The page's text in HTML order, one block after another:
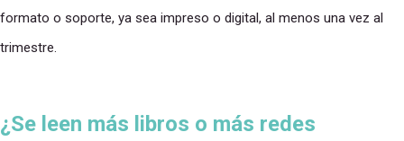
formato o soporte, ya sea impreso o digital, al menos una vez al
trimestre.
¿Se leen más libros o más redes